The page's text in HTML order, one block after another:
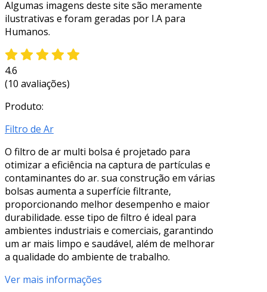
Algumas imagens deste site são meramente
ilustrativas e foram geradas por I.A para
Humanos.
4.6
(10 avaliações)
Produto:
Filtro de Ar
O filtro de ar multi bolsa é projetado para
otimizar a eficiência na captura de partículas e
contaminantes do ar. sua construção em várias
bolsas aumenta a superfície filtrante,
proporcionando melhor desempenho e maior
durabilidade. esse tipo de filtro é ideal para
ambientes industriais e comerciais, garantindo
um ar mais limpo e saudável, além de melhorar
a qualidade do ambiente de trabalho.
Ver mais informações